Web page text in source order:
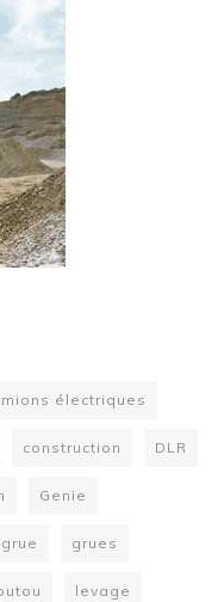
électriques
construction DLR
Genie
grue grues
levage